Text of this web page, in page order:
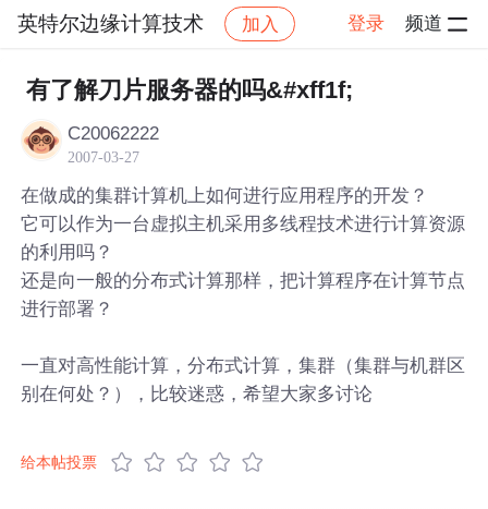
英特尔边缘计算技术 加入 登录 频道
社区 英特尔边缘计算技术 帖子详情
有了解刀片服务器的吗&#xff1f;
C20062222
2007-03-27
在做成的集群计算机上如何进行应用程序的开发？
它可以作为一台虚拟主机采用多线程技术进行计算资源
的利用吗？
还是向一般的分布式计算那样，把计算程序在计算节点
进行部署？
一直对高性能计算，分布式计算，集群（集群与机群区
别在何处？），比较迷惑，希望大家多讨论
给本帖投票